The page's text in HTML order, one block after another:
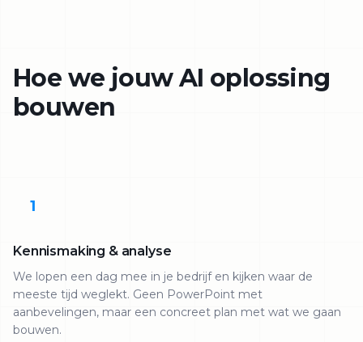
Hoe we jouw AI oplossing
bouwen
1
Kennismaking & analyse
We lopen een dag mee in je bedrijf en kijken waar de
meeste tijd weglekt. Geen PowerPoint met
aanbevelingen, maar een concreet plan met wat we gaan
bouwen.